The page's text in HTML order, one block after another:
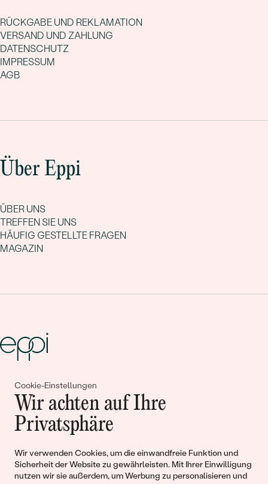
Cookie-Einstellungen
Wir achten auf Ihre
Privatsphäre
Wir verwenden Cookies, um die einwandfreie Funktion und
Sicherheit der Website zu gewährleisten. Mit Ihrer Einwilligung
nutzen wir sie außerdem, um Werbung zu personalisieren und
RÜCKGABE UND REKLAMATION
VERSAND UND ZAHLUNG
DATENSCHUTZ
IMPRESSUM
AGB
Über Eppi
ÜBER UNS
TREFFEN SIE UNS
HÄUFIG GESTELLTE FRAGEN
MAGAZIN
Gemeinsam erschaffen wir
Geschichten von Schönheit und
Liebe
Begleiten Sie uns!